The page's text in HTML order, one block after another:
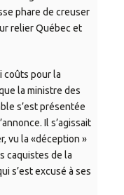
phare de creuser
relier Québec et
coûts pour la
la ministre des
s’est présentée
Il s’agissait
vu la «déception »
caquistes de la
s’est excusé à ses